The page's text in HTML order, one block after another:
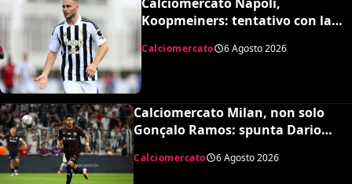
Koopmeiners: tentativo con la
Calciomercato 6 Agosto 2026
Calciomercato Milan, non solo
Gonçalo Ramos: spunta Dario
Calciomercato 6 Agosto 2026